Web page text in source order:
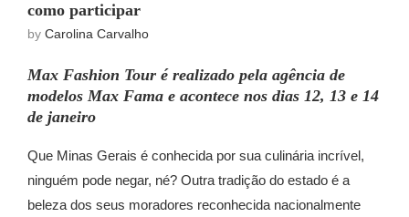
como participar
by Carolina Carvalho
Max Fashion Tour é realizado pela agência de
modelos Max Fama e acontece nos dias 12, 13 e 14
de janeiro
Que Minas Gerais é conhecida por sua culinária incrível,
ninguém pode negar, né? Outra tradição do estado é a
beleza dos seus moradores reconhecida nacionalmente